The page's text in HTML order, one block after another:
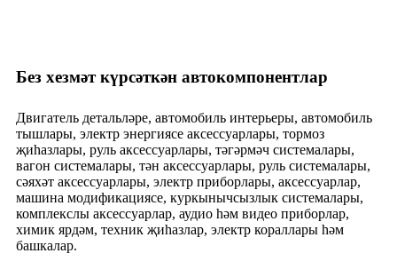
Без хезмәт күрсәткән автокомпонентлар
Двигатель детальләре, автомобиль интерьеры, автомобиль
тышлары, электр энергиясе аксессуарлары, тормоз
җиһазлары, руль аксессуарлары, тәгәрмәч системалары,
вагон системалары, тән аксессуарлары, руль системалары,
сәяхәт аксессуарлары, электр приборлары, аксессуарлар,
машина модификациясе, куркынычсызлык системалары,
комплекслы аксессуарлар, аудио һәм видео приборлар,
химик ярдәм, техник җиһазлар, электр кораллары һәм
башкалар.